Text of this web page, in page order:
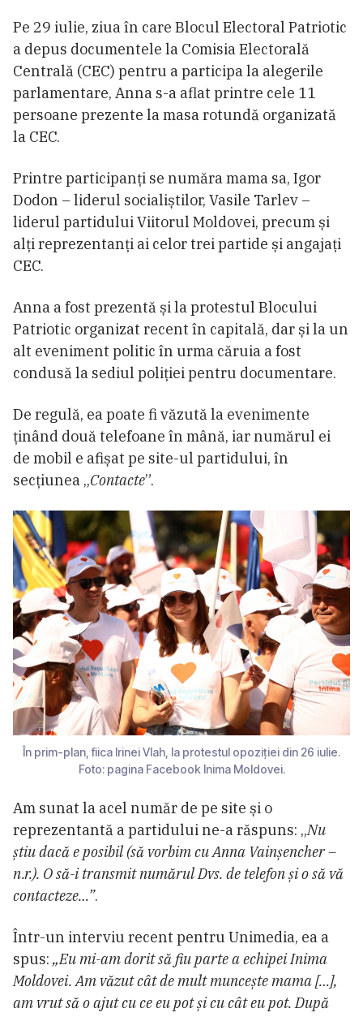
Pe 29 iulie, ziua în care Blocul Electoral Patriotic
a depus documentele la Comisia Electorală
Centrală (CEC) pentru a participa la alegerile
parlamentare, Anna s-a aflat printre cele 11
persoane prezente la masa rotundă organizată
la CEC.
Printre participanți se număra mama sa, Igor
Dodon – liderul socialiștilor, Vasile Tarlev –
liderul partidului Viitorul Moldovei, precum și
alți reprezentanți ai celor trei partide și angajați
CEC.
Anna a fost prezentă și la protestul Blocului
Patriotic organizat recent în capitală, dar și la un
alt eveniment politic în urma căruia a fost
condusă la sediul poliției pentru documentare.
De regulă, ea poate fi văzută la evenimente
ținând două telefoane în mână, iar numărul ei
de mobil e afișat pe site-ul partidului, în
secțiunea „Contacte”.
În prim-plan, fiica Irinei Vlah, la protestul opoziției din 26 iulie.
Foto: pagina Facebook Inima Moldovei.
Am sunat la acel număr de pe site și o
reprezentantă a partidului ne-a răspuns: „Nu
știu dacă e posibil (să vorbim cu Anna Vainșencher –
n.r.). O să-i transmit numărul Dvs. de telefon și o să vă
contacteze…”.
Într-un interviu recent pentru Unimedia, ea a
spus: „Eu mi-am dorit să fiu parte a echipei Inima
Moldovei. Am văzut cât de mult muncește mama […],
am vrut să o ajut cu ce eu pot și cu cât eu pot. După